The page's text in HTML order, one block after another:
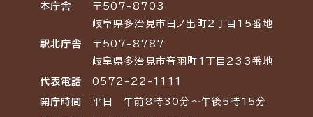
本庁舎
〒507-8703
岐阜県多治見市日ノ出町2丁目15番地
駅北庁舎
〒507-8787
岐阜県多治見市音羽町1丁目233番地
代表電話 0572-22-1111
開庁時間 平日 午前8時30分～午後5時15分